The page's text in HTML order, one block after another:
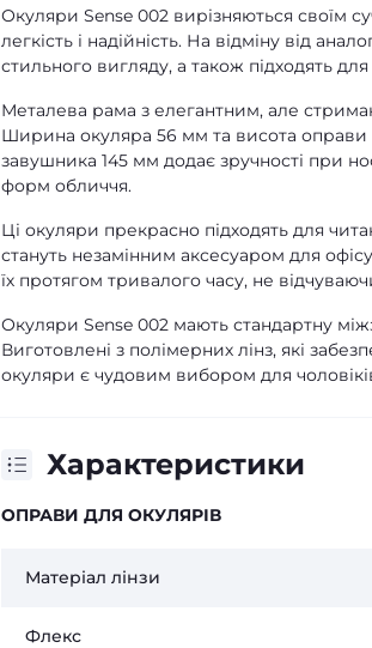
Окуляри Sense 002 вирізняються своїм
легкість і надійність. На відміну від
стильного вигляду, а також підходять
Металева рама з елегантним, але
Ширина окуляра 56 мм та висота оправи
завушника 145 мм додає зручності при
форм обличчя.
Ці окуляри прекрасно підходять для
стануть незамінним аксесуаром для
їх протягом тривалого часу, не
Окуляри Sense 002 мають стандартну
Виготовлені з полімерних лінз, які
окуляри є чудовим вибором для
Характеристики
ОПРАВИ ДЛЯ ОКУЛЯРІВ
Матеріал лінзи
Флекс